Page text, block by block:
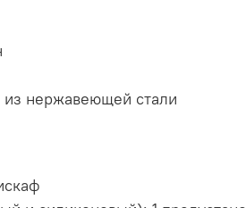
нержавеющей стали